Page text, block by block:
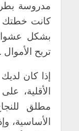
مدروسة
كانت خطتك
بشكل
تربح الأموال .
إذا كان
الأقلية،
مطلق
الأساسية،